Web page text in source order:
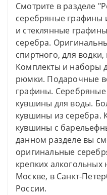
Смотрите в разделе
серебряные графины
и стеклянные
серебра.
спиртного, для
Комплекты и наборы
рюмки. Подарочные
графины.
кувшины для воды.
кувшины из серебра.
кувшины с
данном разделе вы
оригинальные
крепких алкогольных
Москве, в Санкт-
России.